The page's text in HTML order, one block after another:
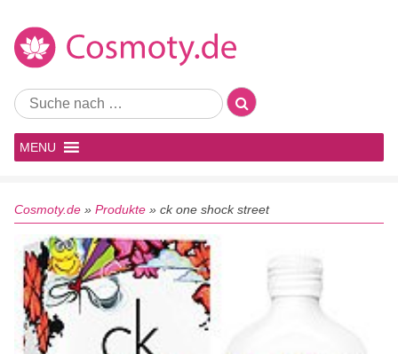
MENU
Cosmoty.de » Produkte » ck one shock street